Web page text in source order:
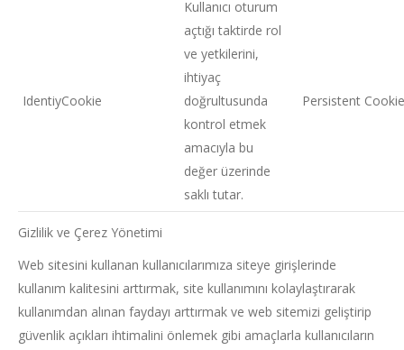
IdentiyCookie
Kullanıcı oturum
açtığı taktirde rol
ve yetkilerini,
ihtiyaç
doğrultusunda
kontrol etmek
amacıyla bu
değer üzerinde
saklı tutar.
Persistent Cookie
Gizlilik ve Çerez Yönetimi
Web sitesini kullanan kullanıcılarımıza siteye girişlerinde
kullanım kalitesini arttırmak, site kullanımını kolaylaştırarak
kullanımdan alınan faydayı arttırmak ve web sitemizi geliştirip
güvenlik açıkları ihtimalini önlemek gibi amaçlarla kullanıcıların